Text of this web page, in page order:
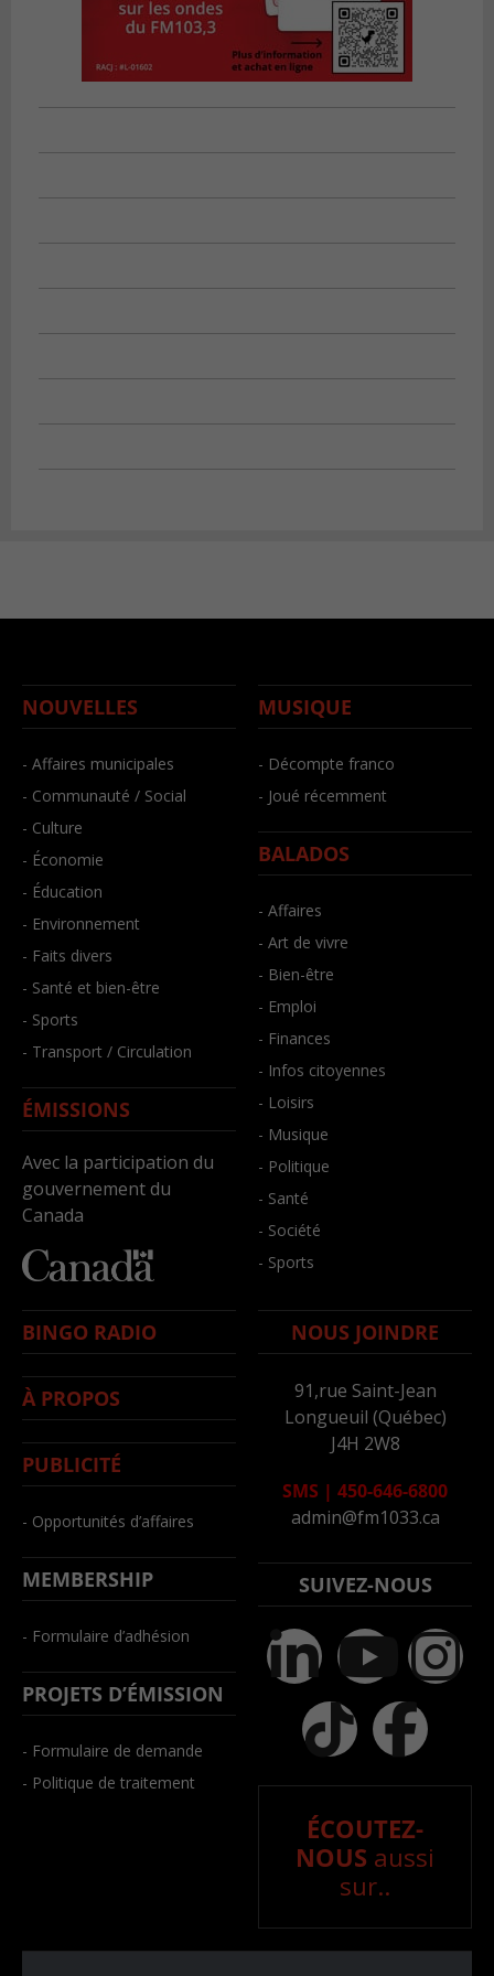
NOUVELLES
- Affaires municipales
- Communauté / Social
- Culture
- Économie
- Éducation
- Environnement
- Faits divers
- Santé et bien-être
- Sports
- Transport / Circulation
ÉMISSIONS
Avec la participation du
gouvernement du
Canada
MUSIQUE
- Décompte franco
- Joué récemment
BALADOS
- Affaires
- Art de vivre
- Bien-être
- Emploi
- Finances
- Infos citoyennes
- Loisirs
- Musique
- Politique
- Santé
- Société
- Sports
BINGO RADIO
À PROPOS
PUBLICITÉ
- Opportunités d’affaires
MEMBERSHIP
- Formulaire d’adhésion
PROJETS D’ÉMISSION
- Formulaire de demande
- Politique de traitement
NOUS JOINDRE
91,rue Saint-Jean
Longueuil (Québec)
J4H 2W8
SMS | 450-646-6800
admin@fm1033.ca
SUIVEZ-NOUS
ÉCOUTEZ-
NOUS aussi
sur..